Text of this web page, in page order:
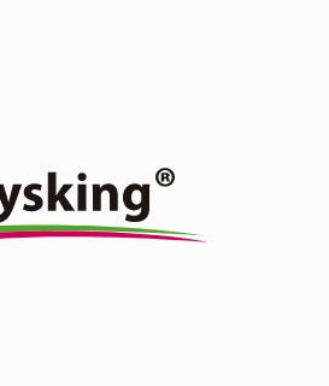
con actividad translaminar. Acción
y estomacal.
Ver producto